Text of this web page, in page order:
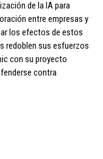
de la IA para
entre empresas y
los efectos de estos
redoblen sus esfuerzos
con su proyecto
contra